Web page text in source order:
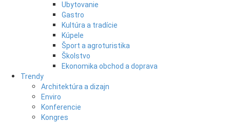
Ubytovanie
Gastro
Kultúra a tradície
Kúpele
Šport a agroturistika
Školstvo
Ekonomika obchod a doprava
Trendy
Architektúra a dizajn
Enviro
Konferencie
Kongres